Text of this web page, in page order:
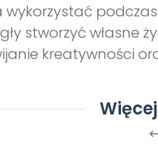
wykorzystać
stworzyć własne
kreatywności